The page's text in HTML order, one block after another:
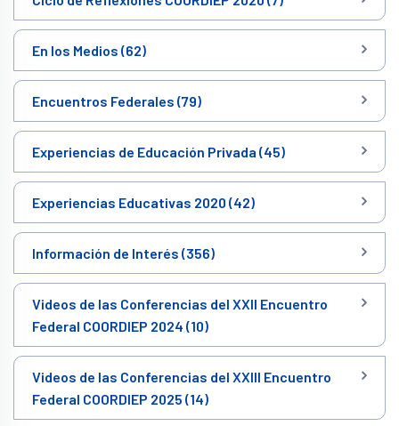
En los Medios (62)
Encuentros Federales (79)
Experiencias de Educación Privada (45)
Experiencias Educativas 2020 (42)
Información de Interés (356)
Videos de las Conferencias del XXII Encuentro
Federal COORDIEP 2024 (10)
Videos de las Conferencias del XXIII Encuentro
Federal COORDIEP 2025 (14)